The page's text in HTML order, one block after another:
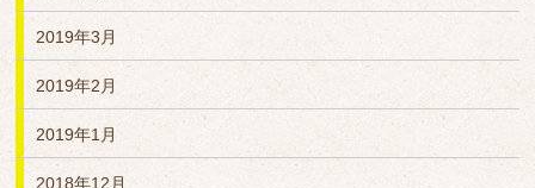
2019年3月
2019年2月
2019年1月
2018年12月